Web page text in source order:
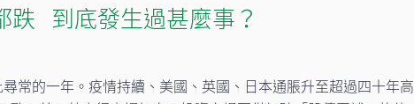
跌 到底發生過甚麼事？
常的一年。疫情持續、美國、英國、日本通脹升至超過四十年高